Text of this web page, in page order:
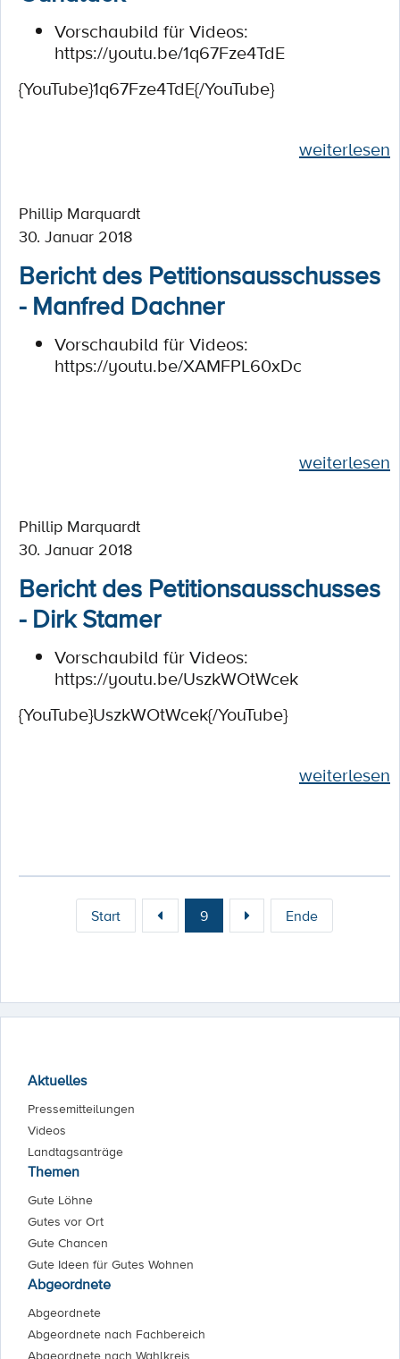
Vorschaubild für Videos:
https://youtu.be/1q67Fze4TdE
{YouTube}1q67Fze4TdE{/YouTube}
weiterlesen
Phillip Marquardt
30. Januar 2018
Bericht des Petitionsausschusses
- Manfred Dachner
Vorschaubild für Videos:
https://youtu.be/XAMFPL60xDc
weiterlesen
Phillip Marquardt
30. Januar 2018
Bericht des Petitionsausschusses
- Dirk Stamer
Vorschaubild für Videos:
https://youtu.be/UszkWOtWcek
{YouTube}UszkWOtWcek{/YouTube}
weiterlesen
Start 9 Ende
Aktuelles
Pressemitteilungen
Videos
Landtagsanträge
Themen
Gute Löhne
Gutes vor Ort
Gute Chancen
Gute Ideen für Gutes Wohnen
Abgeordnete
Abgeordnete
Abgeordnete nach Fachbereich
Abgeordnete nach Wahlkreis